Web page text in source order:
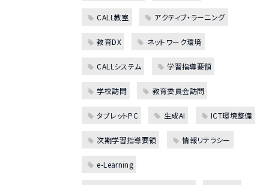
CALL教室 アクティブ・ラーニング
教育DX ネットワーク環境
CALLシステム 学習指導要領
学校訪問 教育委員会訪問
タブレットPC 生成AI ICT環境整備
次期学習指導要領 情報リテラシー
e-Learning